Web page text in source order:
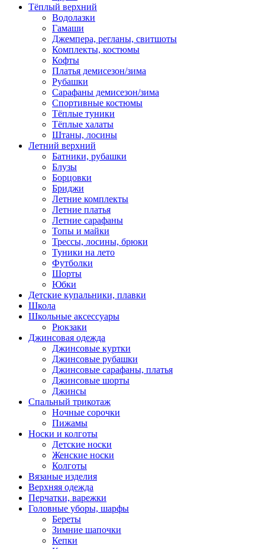
Тёплый верхний
Водолазки
Гамаши
Джемпера, регланы, свитшоты
Комплекты, костюмы
Кофты
Платья демисезон/зима
Рубашки
Сарафаны демисезон/зима
Спортивные костюмы
Тёплые туники
Тёплые халаты
Штаны, лосины
Летний верхний
Батники, рубашки
Блузы
Борцовки
Бриджи
Летние комплекты
Летние платья
Летние сарафаны
Топы и майки
Трессы, лосины, брюки
Туники на лето
Футболки
Шорты
Юбки
Детские купальники, плавки
Школа
Школьные аксессуары
Рюкзаки
Джинсовая одежда
Джинсовые куртки
Джинсовые рубашки
Джинсовые сарафаны, платья
Джинсовые шорты
Джинсы
Спальный трикотаж
Ночные сорочки
Пижамы
Носки и колготы
Детские носки
Женские носки
Колготы
Вязаные изделия
Верхняя одежда
Перчатки, варежки
Головные уборы, шарфы
Береты
Зимние шапочки
Кепки